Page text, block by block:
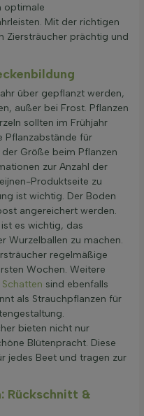
optimale
Mit der richtigen
Ziersträucher prächtig und
über gepflanzt werden,
außer bei Frost. Pflanzen
sollten im Frühjahr
Pflanzabstände für
Größe beim Pflanzen
zur Anzahl der
Produktseite zu
ist wichtig. Der Boden
angereichert werden.
es wichtig, das
Wurzelballen zu machen.
regelmäßige
Wochen. Weitere
sind ebenfalls
als Strauchpflanzen für
bieten nicht nur
Blütenpracht. Diese
jedes Beet und tragen zur
Rückschnitt &